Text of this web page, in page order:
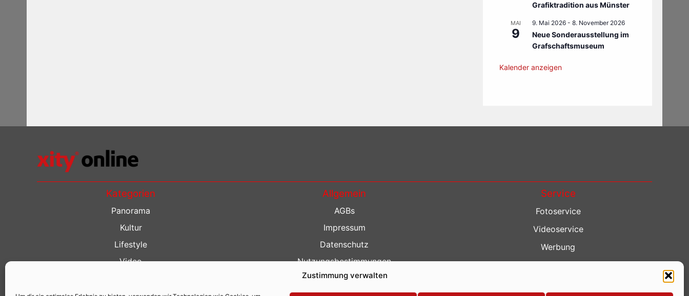
Zustimmung verwalten
Grafiktradition aus Münster
MAI
9
9. Mai 2026 - 8. November 2026
Neue Sonderausstellung im
Grafschaftsmuseum
Kalender anzeigen
Kategorien
Panorama
Kultur
Lifestyle
Video
Allgemein
AGBs
Impressum
Datenschutz
Nutzungsbestimmungen
Kontakt
Service
Fotoservice
Videoservice
Werbung